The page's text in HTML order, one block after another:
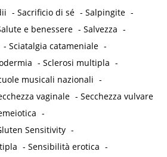
-Sacrificio di sé -Salpingite -
e benessere -Salvezza -
-Sciatalgia catameniale -
-Sclerosi multipla -
musicali nazionali -
vaginale -Secchezza vulvare
-
Sensitivity -
-Sensibilità erotica -